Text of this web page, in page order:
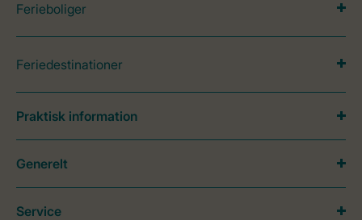
Ferieboliger
Feriedestinationer
Praktisk information
Generelt
Service